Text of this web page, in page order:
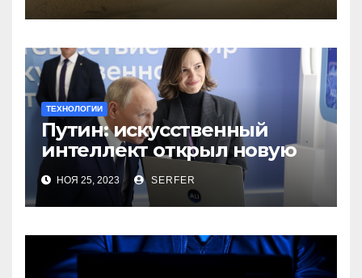
ТЕХНОЛОГИИ
Путин: искусственный
интеллект открыл новую
главу в истории
человечества
НОЯ 25, 2023 SERFER